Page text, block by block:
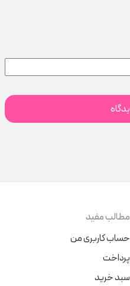
مطالب مفید
حساب کاربری من
پرداخت
سبد خرید